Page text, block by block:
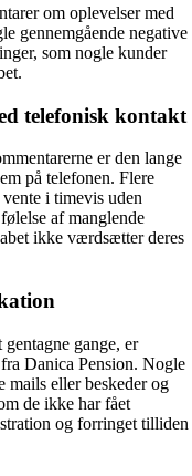
om oplevelser med
gennemgående negative
som nogle kunder
telefonisk kontakt
er den lange
på telefonen. Flere
i timevis uden
af manglende
ikke værdsætter deres
gange, er
Danica Pension. Nogle
eller beskeder og
de ikke har fået
og forringet tilliden